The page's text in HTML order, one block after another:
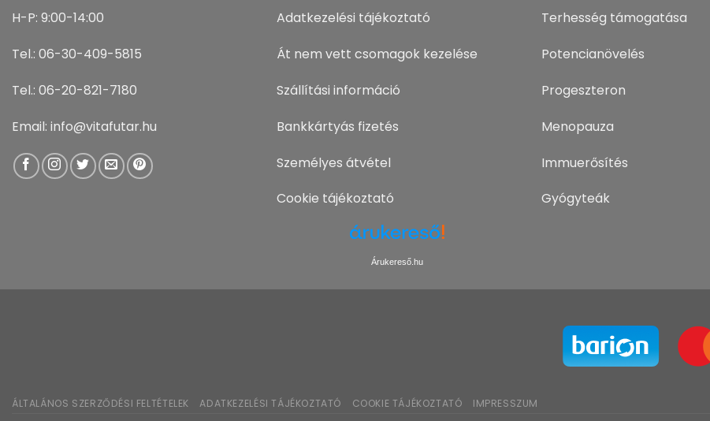
H-P: 9:00-14:00
Tel.: 06-30-409-5815
Tel.: 06-20-821-7180
Email: info@vitafutar.hu
Adatkezelési tájékoztató
Át nem vett csomagok kezelése
Szállítási információ
Bankkártyás fizetés
Személyes átvétel
Cookie tájékoztató
Árukereső.hu
Terhesség támogatása
Potencianövelés
Progeszteron
Menopauza
Immuerősítés
Gyógyteák
ÁLTALÁNOS SZERZŐDÉSI FELTÉTELEK ADATKEZELÉSI TÁJÉKOZTATÓ COOKIE TÁJÉKOZTATÓ IMPRESSZUM